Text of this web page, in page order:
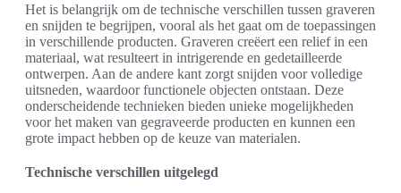
Het is belangrijk om de technische verschillen tussen graveren
en snijden te begrijpen, vooral als het gaat om de toepassingen
in verschillende producten. Graveren creëert een relief in een
materiaal, wat resulteert in intrigerende en gedetailleerde
ontwerpen. Aan de andere kant zorgt snijden voor volledige
uitsneden, waardoor functionele objecten ontstaan. Deze
onderscheidende technieken bieden unieke mogelijkheden
voor het maken van gegraveerde producten en kunnen een
grote impact hebben op de keuze van materialen.
Technische verschillen uitgelegd